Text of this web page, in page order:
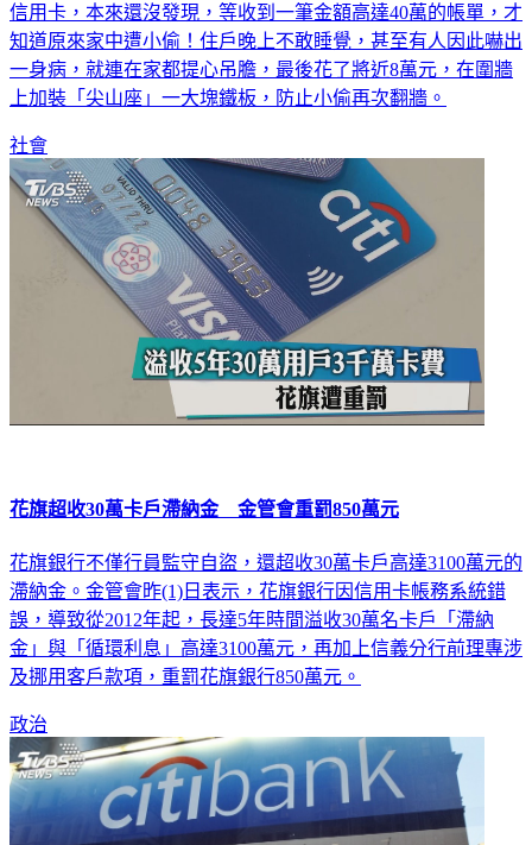
信用卡，本來還沒發現，等收到一筆金額高達40萬的帳單，才
知道原來家中遭小偷！住戶晚上不敢睡覺，甚至有人因此嚇出
一身病，就連在家都提心吊膽，最後花了將近8萬元，在圍牆
上加裝「尖山座」一大塊鐵板，防止小偷再次翻牆。
社會
花旗超收30萬卡戶滯納金 金管會重罰850萬元
花旗銀行不僅行員監守自盜，還超收30萬卡戶高達3100萬元的
滯納金。金管會昨(1)日表示，花旗銀行因信用卡帳務系統錯
誤，導致從2012年起，長達5年時間溢收30萬名卡戶「滯納
金」與「循環利息」高達3100萬元，再加上信義分行前理專涉
及挪用客戶款項，重罰花旗銀行850萬元。
政治